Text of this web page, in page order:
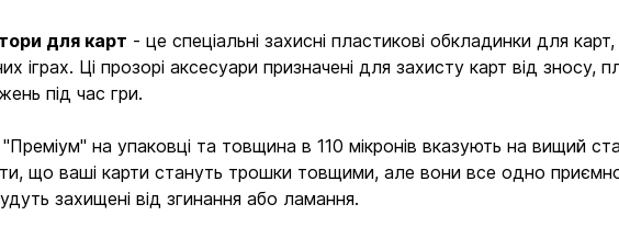
для карт - це спеціальні захисні пластикові обкладинки для
іграх. Ці прозорі аксесуари призначені для захисту карт від зносу,
під час гри.
на упаковці та товщина в 110 мікронів вказують на вищий
що ваші карти стануть трошки товщими, але вони все одно
захищені від згинання або ламання.